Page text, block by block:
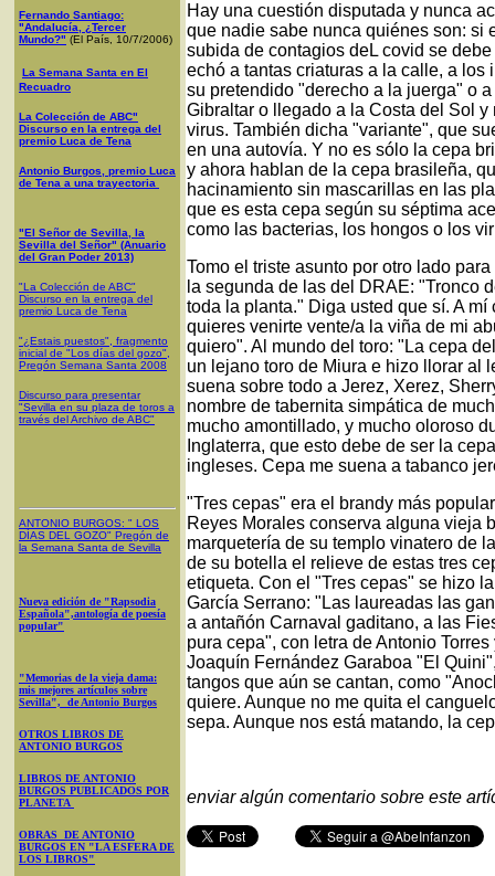
Fernando Santiago:
"Andalucía, ¿Tercer
Mundo?" (El País, 10/7/2006)
La Semana Santa en El
Recuadro
La Colección de ABC"
Discurso en la entrega del
premio Luca de Tena
Antonio Burgos, premio Luca
de Tena a una trayectoria
"El Señor de Sevilla, la
Sevilla del Señor" (Anuario
del Gran Poder 2013)
"La Colección de ABC"
Discurso en la entrega del
premio Luca de Tena
"¿Estais puestos", fragmento
inicial de "Los días del gozo",
Pregón Semana Santa 2008
Discurso para presentar
"Sevilla en su plaza de toros a
través del Archivo de ABC"
ANTONIO BURGOS: " LOS
DÍAS DEL GOZO" Pregón de
la Semana Santa de Sevilla
Nueva edición de "Rapsodia
Española",antología de poesía
popular"
"Memorias de la vieja dama:
mis mejores artículos sobre
Sevilla", de Antonio Burgos
OTROS LIBROS DE
ANTONIO BURGOS
LIBROS DE ANTONIO
BURGOS PUBLICADOS POR
PLANETA
OBRAS DE ANTONIO
BURGOS EN "LA ESFERA DE
LOS LIBROS"
Hay una cuestión disputada y nunca
que nadie sabe nunca quiénes son: si
subida de contagios deL covid se
echó a tantas criaturas a la calle, a
su pretendido "derecho a la juerga" o
Gibraltar o llegado a la Costa del Sol
virus. También dicha "variante", que
en una autovía. Y no es sólo la cepa
y ahora hablan de la cepa brasileña,
hacinamiento sin mascarillas en las
que es esta cepa según su séptima
como las bacterias, los hongos o los
Tomo el triste asunto por otro lado
la segunda de las del DRAE: "Tronco
toda la planta." Diga usted que sí. A
quieres venirte vente/a la viña de mi
quiero". Al mundo del toro: "La cepa
un lejano toro de Miura e hizo llorar al
suena sobre todo a Jerez, Xerez,
nombre de tabernita simpática de
mucho amontillado, y mucho oloroso
Inglaterra, que esto debe de ser la
ingleses. Cepa me suena a tabanco
"Tres cepas" era el brandy más
Reyes Morales conserva alguna vieja
marquetería de su templo vinatero de
de su botella el relieve de estas tres
etiqueta. Con el "Tres cepas" se hizo
García Serrano: "Las laureadas las
a antañón Carnaval gaditano, a las
pura cepa", con letra de Antonio
Joaquín Fernández Garaboa "El
tangos que aún se cantan, como
quiere. Aunque no me quita el
sepa. Aunque nos está matando, la
enviar algún comentario sobre este